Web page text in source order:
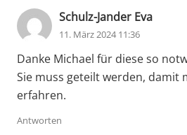
Schulz-Jander Eva
11. März 2024 11:36
Danke Michael für diese so
Sie muss geteilt werden, damit
erfahren.
Antworten